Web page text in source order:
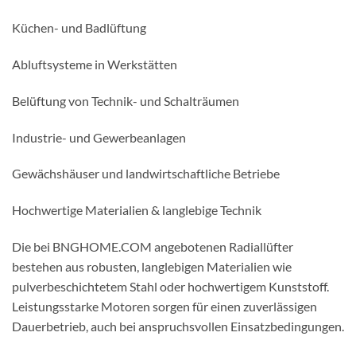
Küchen- und Badlüftung
Abluftsysteme in Werkstätten
Belüftung von Technik- und Schalträumen
Industrie- und Gewerbeanlagen
Gewächshäuser und landwirtschaftliche Betriebe
Hochwertige Materialien & langlebige Technik
Die bei BNGHOME.COM angebotenen Radiallüfter
bestehen aus robusten, langlebigen Materialien wie
pulverbeschichtetem Stahl oder hochwertigem Kunststoff.
Leistungsstarke Motoren sorgen für einen zuverlässigen
Dauerbetrieb, auch bei anspruchsvollen Einsatzbedingungen.